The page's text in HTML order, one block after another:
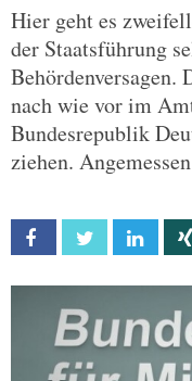
Hier geht es
der Staatsführung
nach wie vor im
Bundesrepublik
ziehen.
Facebook Twitter